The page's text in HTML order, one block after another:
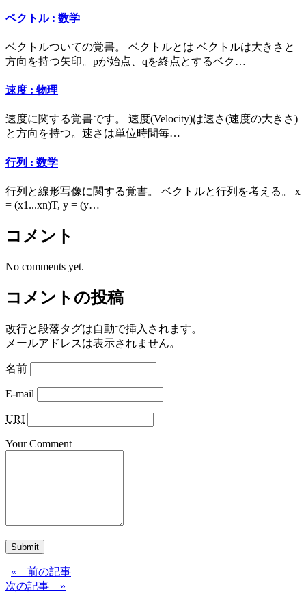
ベクトル : 数学
ベクトルついての覚書。 ベクトルとは ベクトルは大きさと
方向を持つ矢印。pが始点、qを終点とするベク…
速度 : 物理
速度に関する覚書です。 速度(Velocity)は速さ(速度の大きさ)
と方向を持つ。速さは単位時間毎…
行列 : 数学
行列と線形写像に関する覚書。 ベクトルと行列を考える。 x
= (x1...xn)T, y = (y…
コメント
No comments yet.
コメントの投稿
改行と段落タグは自動で挿入されます。
メールアドレスは表示されません。
名前
E-mail
URI
Your Comment
Submit
« 前の記事
次の記事 »